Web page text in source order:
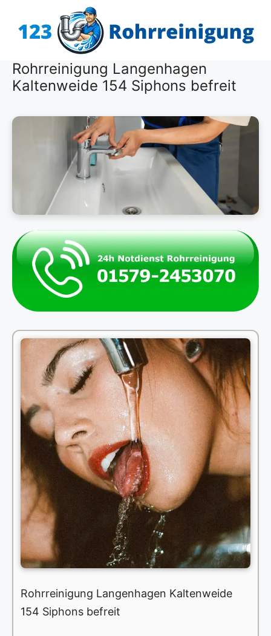
Inhalt
Rohrreinigung Langenhagen
Kaltenweide 154 Siphons befreit
Rohrreinigung Langenhagen Kaltenweide
154 Siphons befreit